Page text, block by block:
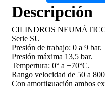
Descripción
CILINDROS
Serie SU
Presión de trabajo: 0 a 9 bar.
Presión máxima 13,5 bar.
Tempertura: 0° a +70°C.
Rango velocidad de 50 a
Con amortiguación ambos